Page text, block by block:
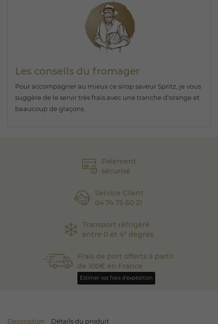
Paiement
sécurisé
Service Client
04 74 75 60 21
Transport réfrigéré
entre 0 et 4° degrés
Frais de port offerts à partir
de 100€ en France
Estimer vos frais d'expédition
Description Détails du produit
Les conseils du fromager
Pour accompagner au mieux ce sirop saveur Spritz, je vous
suggère de le servir très frais avec une tranche d'orange et
beaucoup de glaçons.